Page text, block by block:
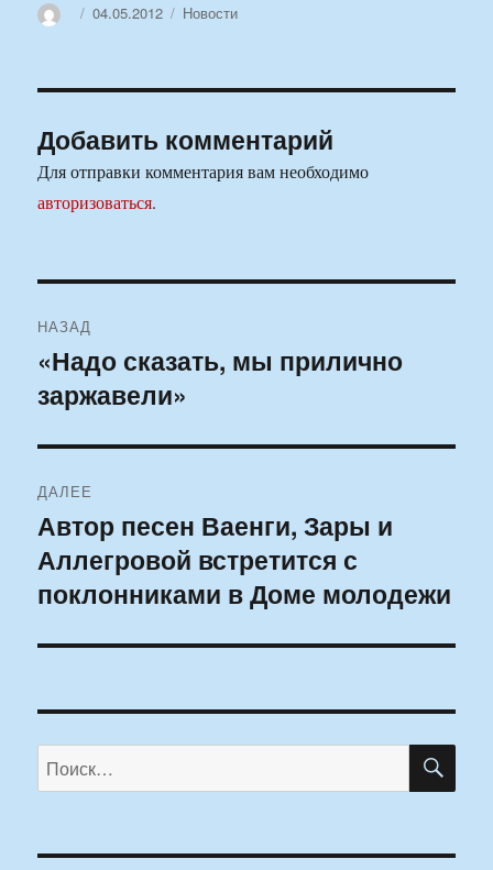
АвторОпубликовано
04.05.2012 Рубрики
Новости
Добавить комментарий
Для отправки комментария вам необходимо
авторизоваться.
по
записям
НАЗАД
Предыдущая
запись:
«Надо сказать, мы прилично
заржавели»
ДАЛЕЕ
Следующая
запись:
Автор песен Ваенги, Зары и
Аллегровой встретится с
поклонниками в Доме молодежи
Искать: